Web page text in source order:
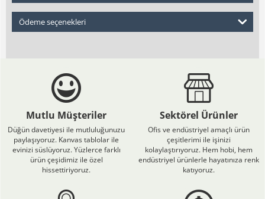
Ödeme seçenekleri
Mutlu Müşteriler
Düğün davetiyesi ile mutluluğunuzu
paylaşıyoruz. Kanvas tablolar ile
evinizi süslüyoruz. Yüzlerce farklı
ürün çeşidimiz ile özel
hissettiriyoruz.
Sektörel Ürünler
Ofis ve endüstriyel amaçlı ürün
çeşitlerimi ile işinizi
kolaylaştırıyoruz. Hem hobi, hem
endüstriyel ürünlerle hayatınıza renk
katıyoruz.